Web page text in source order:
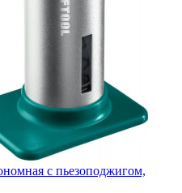
с пьезоподжигом,